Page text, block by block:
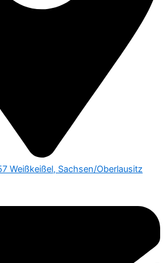
Weißkeißel, Sachsen/Oberlausitz